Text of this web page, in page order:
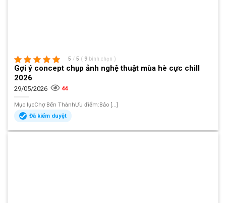
5 / 5 ( 9 bình chọn )
Gợi ý concept chụp ảnh nghệ thuật mùa hè cực chill
2026
29/05/2026 44
Mục lụcChợ Bến ThànhƯu điểm:Bảo [...]
Đã kiểm duyệt